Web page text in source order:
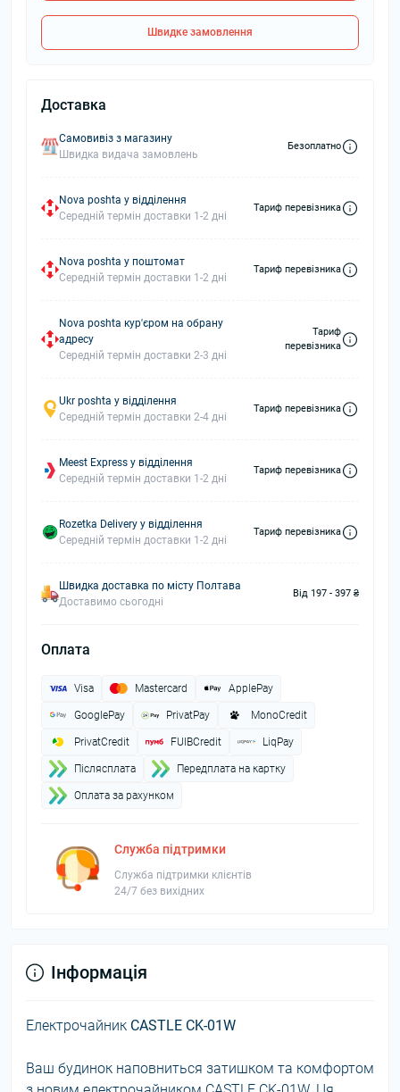
Швидке замовлення
Доставка
Самовивіз з магазину
Швидка видача замовлень
Безоплатно
Nova poshta у відділення
Середній термін доставки 1-2 дні
Тариф перевізника
Nova poshta у поштомат
Середній термін доставки 1-2 дні
Тариф перевізника
Nova poshta кур'єром на обрану
адресу
Середній термін доставки 2-3 дні
Тариф
перевізника
Ukr poshta у відділення
Середній термін доставки 2-4 дні
Тариф перевізника
Meest Express у відділення
Середній термін доставки 1-2 дні
Тариф перевізника
Rozetka Delivery у відділення
Середній термін доставки 1-2 дні
Тариф перевізника
Швидка доставка по місту Полтава
Доставимо сьогодні
Від 197 - 397 ₴
Оплата
Visa Mastercard ApplePay
GooglePay PrivatPay MonoCredit
PrivatCredit FUIBCredit LiqPay
Пiслясплата Передплата на картку
Оплата за рахунком
Служба підтримки
Служба підтримки клієнтів
24/7 без вихідних
Інформація
Електрочайник CASTLE CK-01W
Ваш будинок наповниться затишком та комфортом